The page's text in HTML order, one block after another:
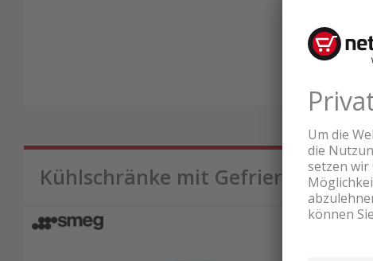
Kühlschränke mit Gefrierfach